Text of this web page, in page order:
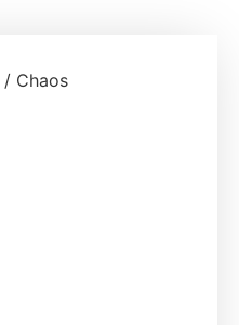
/ Chaos